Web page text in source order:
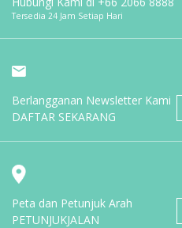
Tersedia 24 Jam Setiap Hari
Berlangganan Newsletter Kami
DAFTAR SEKARANG
Peta dan Petunjuk Arah
PETUNJUKJALAN